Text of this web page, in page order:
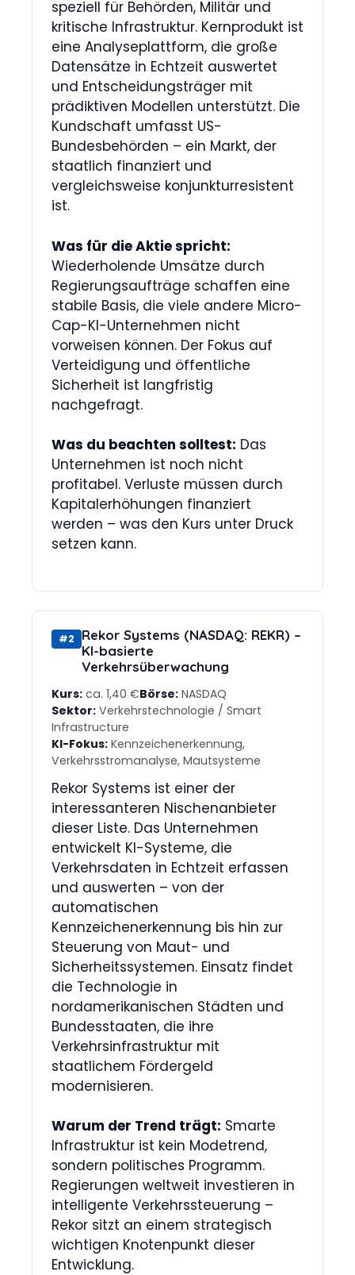
speziell für Behörden, Militär und
kritische Infrastruktur. Kernprodukt ist
eine Analyseplattform, die große
Datensätze in Echtzeit auswertet
und Entscheidungsträger mit
prädiktiven Modellen unterstützt. Die
Kundschaft umfasst US-
Bundesbehörden – ein Markt, der
staatlich finanziert und
vergleichsweise konjunkturresistent
ist.
Was für die Aktie spricht:
Wiederholende Umsätze durch
Regierungsaufträge schaffen eine
stabile Basis, die viele andere Micro-
Cap-KI-Unternehmen nicht
vorweisen können. Der Fokus auf
Verteidigung und öffentliche
Sicherheit ist langfristig
nachgefragt.
Was du beachten solltest: Das
Unternehmen ist noch nicht
profitabel. Verluste müssen durch
Kapitalerhöhungen finanziert
werden – was den Kurs unter Druck
setzen kann.
#2
Rekor Systems (NASDAQ: REKR) –
KI-basierte
Verkehrsüberwachung
Kurs: ca. 1,40 €Börse: NASDAQ
Sektor: Verkehrstechnologie / Smart
Infrastructure
KI-Fokus: Kennzeichenerkennung,
Verkehrsstromanalyse, Mautsysteme
Rekor Systems ist einer der
interessanteren Nischenanbieter
dieser Liste. Das Unternehmen
entwickelt KI-Systeme, die
Verkehrsdaten in Echtzeit erfassen
und auswerten – von der
automatischen
Kennzeichenerkennung bis hin zur
Steuerung von Maut- und
Sicherheitssystemen. Einsatz findet
die Technologie in
nordamerikanischen Städten und
Bundesstaaten, die ihre
Verkehrsinfrastruktur mit
staatlichem Fördergeld
modernisieren.
Warum der Trend trägt: Smarte
Infrastruktur ist kein Modetrend,
sondern politisches Programm.
Regierungen weltweit investieren in
intelligente Verkehrssteuerung –
Rekor sitzt an einem strategisch
wichtigen Knotenpunkt dieser
Entwicklung.